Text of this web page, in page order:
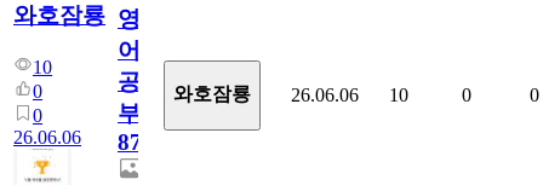
와호잠룡
10
0
0
26.06.06
영
어
공
부
872
와호잠룡 26.06.06 10 0 0